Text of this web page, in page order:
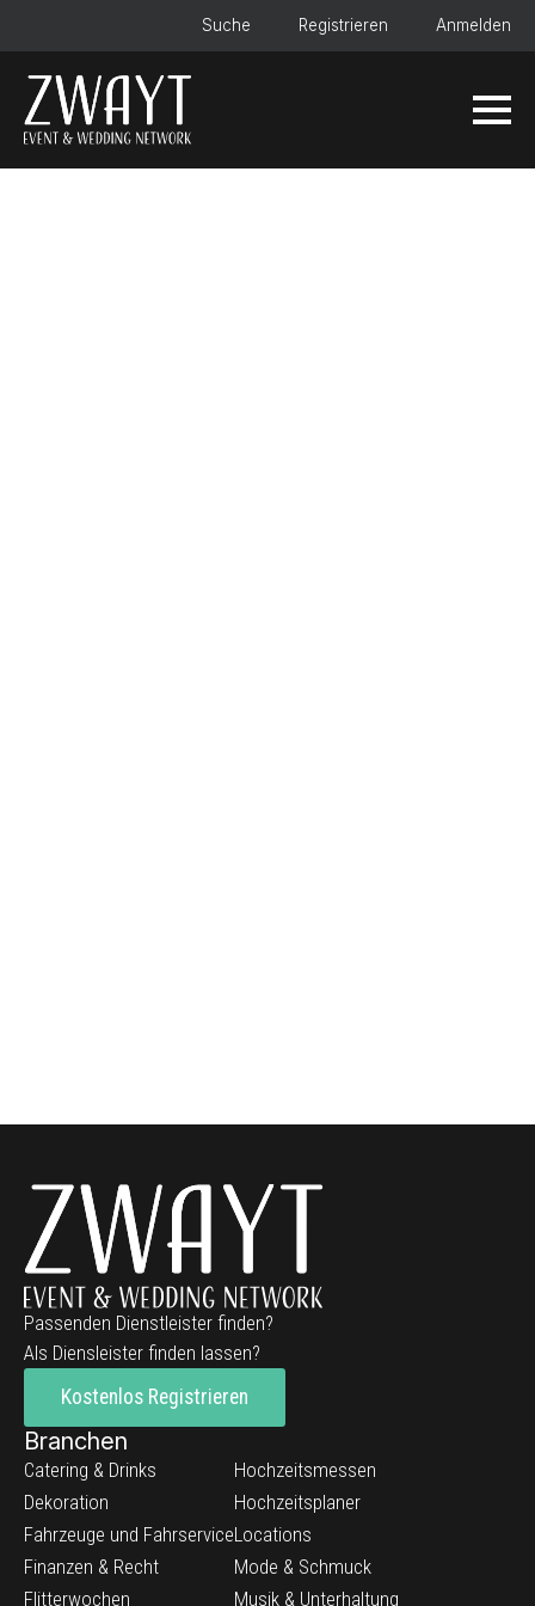
Suche Registrieren Anmelden
Passenden Dienstleister finden?
Als Diensleister finden lassen?
Kostenlos Registrieren
Branchen
Catering & Drinks
Dekoration
Fahrzeuge und Fahrservice
Finanzen & Recht
Flitterwochen
Hochzeitsmessen
Hochzeitsplaner
Locations
Mode & Schmuck
Musik & Unterhaltung